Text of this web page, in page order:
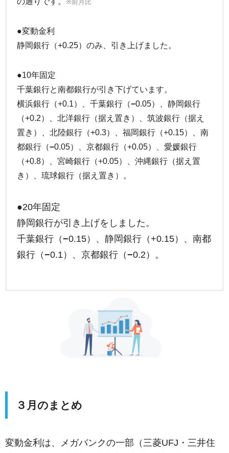
※前月比
●変動金利
静岡銀行（+0.25）のみ、引き上げました。
●10年固定
千葉銀行と南都銀行が引き下げています。
横浜銀行（+0.1）、千葉銀行（−0.05）、静岡銀行
（+0.2）、北洋銀行（据え置き）、筑波銀行（据え
置き）、北陸銀行（+0.3）、福岡銀行（+0.15）、南
都銀行（−0.05）、京都銀行（+0.05）、愛媛銀行
（+0.8）、宮崎銀行（+0.05）、沖縄銀行（据え置
き）、琉球銀行（据え置き）。
●20年固定
静岡銀行が引き上げをしました。
千葉銀行（−0.15）、静岡銀行（+0.15）、南都
銀行（−0.1）、京都銀行（−0.2）。
３月のまとめ
変動金利は、メガバンクの一部（三菱UFJ・三井住